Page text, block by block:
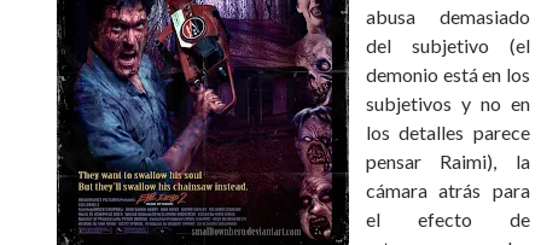
abusa demasiado
del subjetivo (el
demonio está en los
subjetivos y no en
los detalles parece
pensar Raimi), la
cámara atrás para
el efecto de